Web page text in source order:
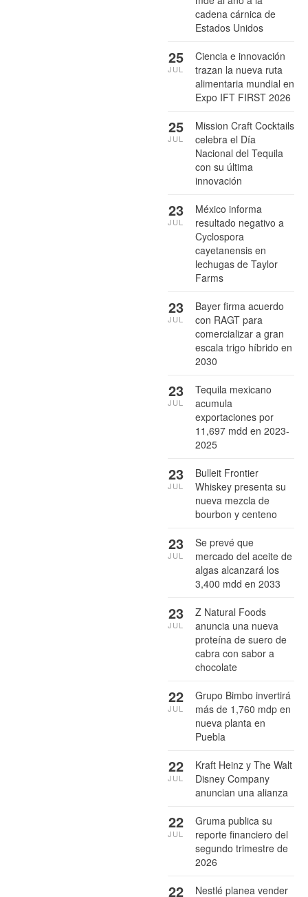
cadena cárnica de
Estados Unidos
Ciencia e innovación
trazan la nueva ruta
alimentaria mundial en
Expo IFT FIRST 2026
25
JUL
Mission Craft Cocktails
celebra el Día
Nacional del Tequila
con su última
innovación
25
JUL
México informa
resultado negativo a
Cyclospora
cayetanensis en
lechugas de Taylor
Farms
23
JUL
Bayer firma acuerdo
con RAGT para
comercializar a gran
escala trigo híbrido en
2030
23
JUL
Tequila mexicano
acumula
exportaciones por
11,697 mdd en 2023-
2025
23
JUL
Bulleit Frontier
Whiskey presenta su
nueva mezcla de
bourbon y centeno
23
JUL
Se prevé que
mercado del aceite de
algas alcanzará los
3,400 mdd en 2033
23
JUL
Z Natural Foods
anuncia una nueva
proteína de suero de
cabra con sabor a
chocolate
23
JUL
Grupo Bimbo invertirá
más de 1,760 mdp en
nueva planta en
Puebla
22
JUL
Kraft Heinz y The Walt
Disney Company
anuncian una alianza
22
JUL
Gruma publica su
reporte financiero del
segundo trimestre de
2026
22
JUL
Nestlé planea vender
22